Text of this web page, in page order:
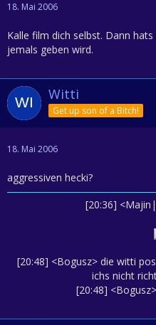
18. Mai 2006
Kalle film dich selbst. Dann
jemals geben wird.
Witti
Get up son of a Bitch!
18. Mai 2006
aggressiven hecki?
[20:36]
[20:48] <Bogusz> die witti
ichs nicht
[20:48]